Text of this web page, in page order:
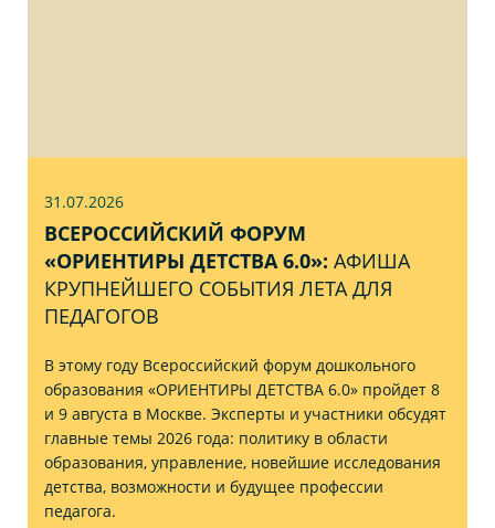
31.07.2026
ВСЕРОССИЙСКИЙ ФОРУМ
«ОРИЕНТИРЫ ДЕТСТВА 6.0»: АФИША
КРУПНЕЙШЕГО СОБЫТИЯ ЛЕТА ДЛЯ
ПЕДАГОГОВ
В этому году Всероссийский форум дошкольного
образования «ОРИЕНТИРЫ ДЕТСТВА 6.0» пройдет 8
и 9 августа в Москве. Эксперты и участники обсудят
главные темы 2026 года: политику в области
образования, управление, новейшие исследования
детства, возможности и будущее профессии
педагога.